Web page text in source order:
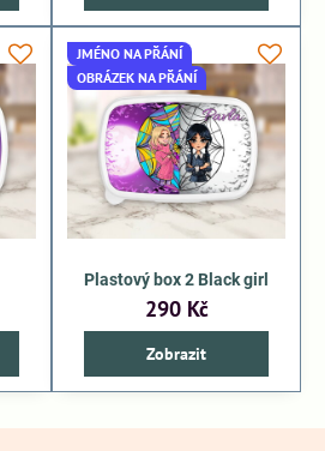
JMÉNO NA PŘÁNÍ
OBRÁZEK NA PŘÁNÍ
Plastový box 2 Black girl
290 Kč
Zobrazit